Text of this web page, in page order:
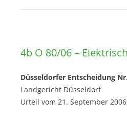
4b O 80/06 –
Düsseldorfer Entscheidung
Landgericht Düsseldorf
Urteil vom 21. September